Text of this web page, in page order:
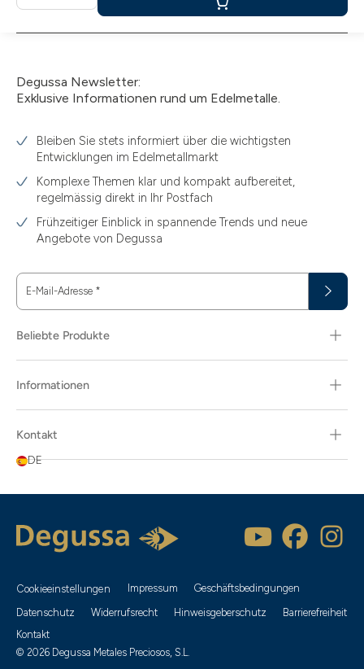
In
Warenkorb
Degussa Newsletter:
Exklusive Informationen rund um Edelmetalle.
Bleiben Sie stets informiert über die wichtigsten
Entwicklungen im Edelmetallmarkt
Komplexe Themen klar und kompakt aufbereitet,
regelmässig direkt in Ihr Postfach
Frühzeitiger Einblick in spannende Trends und neue
Angebote von Degussa
E-Mail-Adresse *
Beliebte Produkte
Informationen
Kontakt
DE
Cookieeinstellungen Impressum
Geschäftsbedingungen
Datenschutz
Widerrufsrecht Hinweisgeberschutz
Barrierefreiheit
Kontakt
© 2026 Degussa Metales Preciosos, S.L.